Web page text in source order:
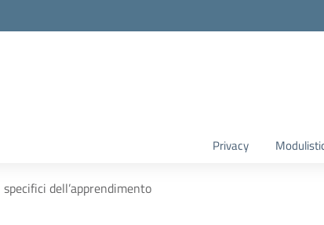
Privacy
dell’apprendimento